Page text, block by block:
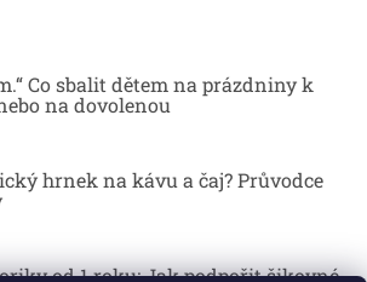
Co sbalit dětem na prázdniny k
na dovolenou
hrnek na kávu a čaj? Průvodce
od 1 roku: Jak podpořit šikovné